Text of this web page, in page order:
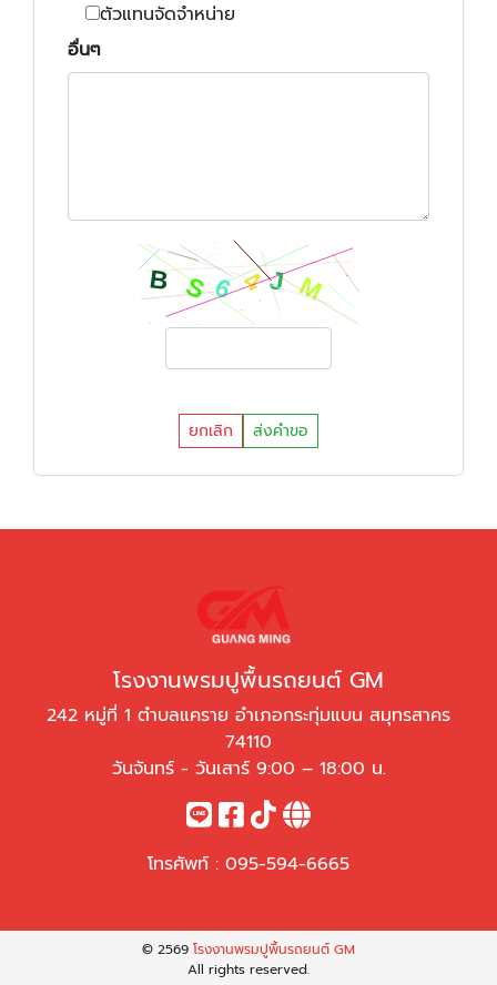
ตัวแทนจัดจำหน่าย
อื่นๆ
ยกเลิก ส่งคำขอ
โรงงานพรมปูพื้นรถยนต์ GM
242 หมู่ที่ 1 ตำบลแคราย อำเภอกระทุ่มแบน สมุทรสาคร
74110
วันจันทร์ - วันเสาร์ 9:00 – 18:00 น.
โทรศัพท์ : 095-594-6665
© 2569 โรงงานพรมปูพื้นรถยนต์ GM
All rights reserved.